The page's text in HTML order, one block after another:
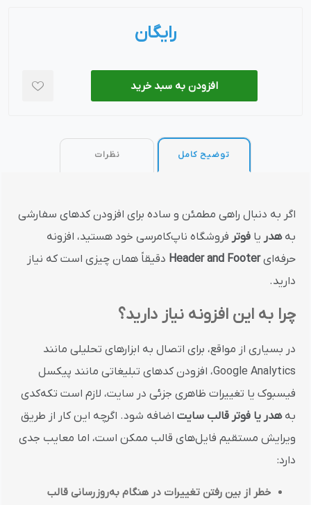
رایگان
افزودن به سبد خرید
توضیح کامل نظرات
اگر به دنبال راهی مطمئن و ساده برای افزودن کدهای سفارشی
بههدر یا فوتر فروشگاه ناپ‌کامرسی خود هستید، افزونه
حرفه‌ایHeader and Footer دقیقاً همان چیزی است که نیاز
دارید.
چرا به این افزونه نیاز دارید؟
در بسیاری از مواقع، برای اتصال به ابزارهای تحلیلی مانند
Google Analytics، افزودن کدهای تبلیغاتی مانند پیکسل
فیسبوک یا تغییرات ظاهری جزئی در سایت، لازم است تکه‌کدی
بههدر یا فوتر قالب سایت اضافه شود. اگرچه این کار از طریق
ویرایش مستقیم فایل‌های قالب ممکن است، اما معایب جدی
دارد:
خطر از بین رفتن تغییرات در هنگام به‌روزرسانی قالب